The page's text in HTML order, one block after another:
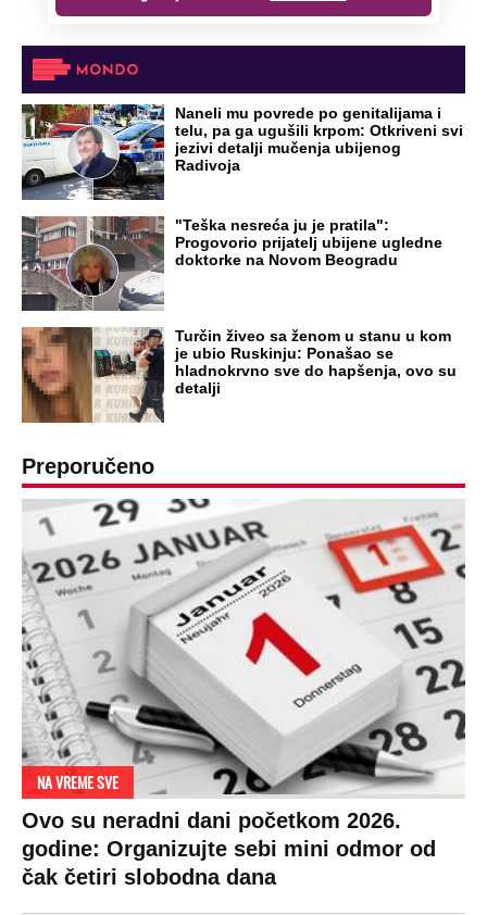
OD NAVODNOG HEROJA DO BRUTALNOG UBICE
GENERAL IVAN STRELJAO SRBE, A
HRVATI GA SLAVILI KAO HEROJA KNINA:
Par godina kasnije išao od kuće do kuće i
UBIJAO!
DRAMA ZBOG LJUBAVNE PRIČE
Zbog svadbe trudne Srpkinje i Albanca
proradio nacionalizam! Popljuvali ih samo
tako: "Ti si svoje srpsko izdala"